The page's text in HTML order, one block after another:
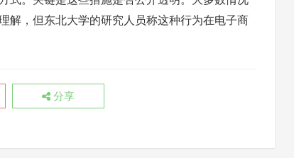
解，但东北大学的研究人员称这种行为在电子商
分享